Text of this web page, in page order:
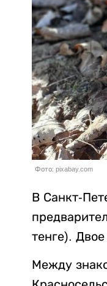
Фото: pixabay.com
В Санкт-
тенге).
Между